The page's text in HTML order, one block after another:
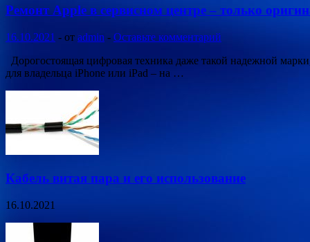
Ремонт Apple в сервисном центре – только
16.10.2021 - от admin - Оставьте комментарий
Дорогостоящая цифровая техника даже такой надежной
для владельца iPhone или iPad – на …
Кабель витая пара и его использование
16.10.2021